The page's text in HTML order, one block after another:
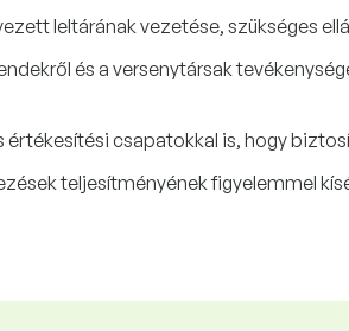
leltárának vezetése, szükséges
és a versenytársak
csapatokkal is, hogy
teljesítményének figyelemmel